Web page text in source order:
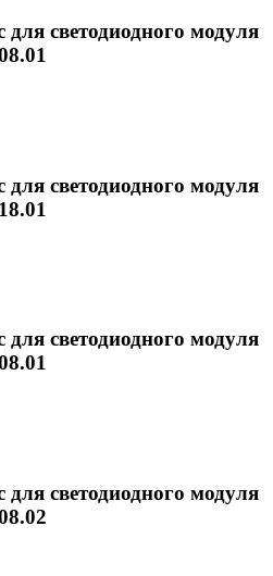
светодиодного модуля
светодиодного модуля
светодиодного модуля
светодиодного модуля